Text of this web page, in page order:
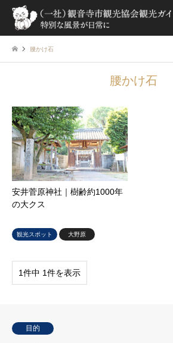
腰かけ石
腰かけ石
安井菅原神社｜樹齢約1000年
の大クス
観光スポット 大野原
1件中 1件を表示
目的